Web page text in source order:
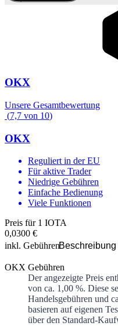
OKX
Unsere Gesamtbewertung
(7,7 von 10)
OKX
Reguliert in der EU
Für aktive Trader
Niedrige Gebühren
Einfache Bedienung
Viele Funktionen
Preis für 1 IOTA
0,0300 €
inkl. Gebühren
OKX Gebühren
Der angezeigte Preis
von ca. 1,00 %. Diese
Handelsgebühren und
basieren auf eigenen
über den Standard-